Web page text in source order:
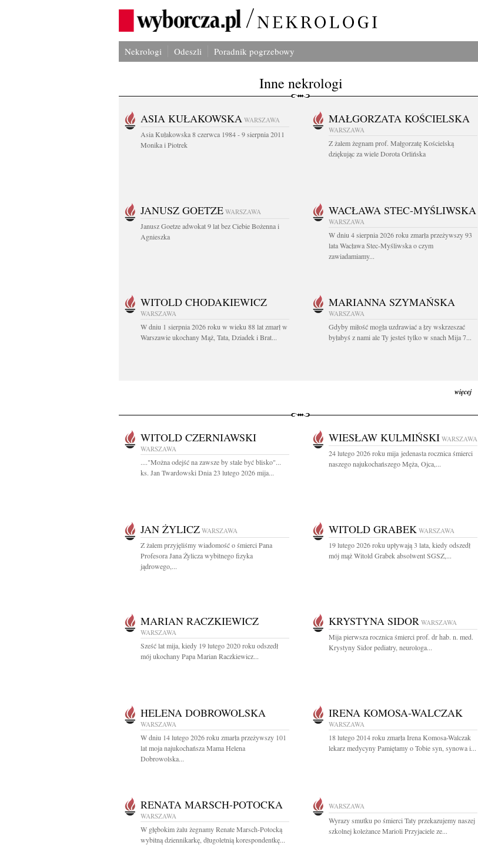
Nekrologi Odeszli Poradnik pogrzebowy
Inne nekrologi
ASIA KUŁAKOWSKA WARSZAWA
Asia Kułakowska 8 czerwca 1984 - 9 sierpnia 2011
Monika i Piotrek
MAŁGORZATA KOŚCIELSKA
WARSZAWA
Z żalem żegnam prof. Małgorzatę Kościelską
dziękując za wiele Dorota Orlińska
JANUSZ GOETZE WARSZAWA
Janusz Goetze adwokat 9 lat bez Ciebie Bożenna i
Agnieszka
WACŁAWA STEC-MYŚLIWSKA
WARSZAWA
W dniu 4 sierpnia 2026 roku zmarła przeżywszy 93
lata Wacława Stec-Myśliwska o czym
zawiadamiamy...
WITOLD CHODAKIEWICZ
WARSZAWA
W dniu 1 sierpnia 2026 roku w wieku 88 lat zmarł w
Warszawie ukochany Mąż, Tata, Dziadek i Brat...
MARIANNA SZYMAŃSKA
WARSZAWA
Gdyby miłość mogła uzdrawiać a łzy wskrzeszać
byłabyś z nami ale Ty jesteś tylko w snach Mija 7...
więcej
WITOLD CZERNIAWSKI
WARSZAWA
...."Można odejść na zawsze by stale być blisko"...
ks. Jan Twardowski Dnia 23 lutego 2026 mija...
WIESŁAW KULMIŃSKI WARSZAWA
24 lutego 2026 roku mija jedenasta rocznica śmierci
naszego najukochańszego Męża, Ojca,...
JAN ŻYLICZ WARSZAWA
Z żalem przyjęliśmy wiadomość o śmierci Pana
Profesora Jana Żylicza wybitnego fizyka
jądrowego,...
WITOLD GRABEK WARSZAWA
19 lutego 2026 roku upływają 3 lata, kiedy odszedł
mój mąż Witold Grabek absolwent SGSZ,...
MARIAN RACZKIEWICZ
WARSZAWA
Sześć lat mija, kiedy 19 lutego 2020 roku odszedł
mój ukochany Papa Marian Raczkiewicz...
KRYSTYNA SIDOR WARSZAWA
Mija pierwsza rocznica śmierci prof. dr hab. n. med.
Krystyny Sidor pediatry, neurologa...
HELENA DOBROWOLSKA
WARSZAWA
W dniu 14 lutego 2026 roku zmarła przeżywszy 101
lat moja najukochańsza Mama Helena
Dobrowolska...
IRENA KOMOSA-WALCZAK
WARSZAWA
18 lutego 2014 roku zmarła Irena Komosa-Walczak
lekarz medycyny Pamiętamy o Tobie syn, synowa i...
RENATA MARSCH-POTOCKA
WARSZAWA
W głębokim żalu żegnamy Renate Marsch-Potocką
wybitną dziennikarkę, długoletnią korespondentkę...
WARSZAWA
Wyrazy smutku po śmierci Taty przekazujemy naszej
szkolnej koleżance Marioli Przyjaciele ze...